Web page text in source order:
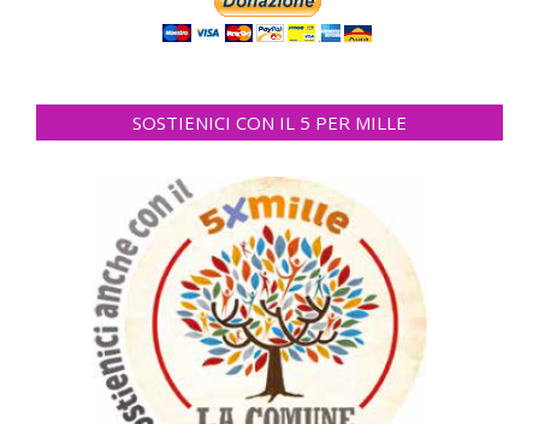
SOSTIENICI CON IL 5 PER MILLE